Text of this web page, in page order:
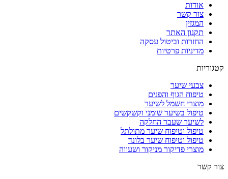
אודות
צור קשר
המגזין
תקנון האתר
החזרות וביטול עסקה
מדיניות פרטיות
קטגוריות
צבעי שיער
טיפוח הגוף והפנים
מוצרי חשמל לשיער
טיפול בשיער שומני וקשקשים
לשיער שעבר החלקה
טיפול וטיפוח שיער מתולתל
טיפול וטיפוח שיער בלונד
מוצרי פדיקור מניקור ושעווה
צור קשר